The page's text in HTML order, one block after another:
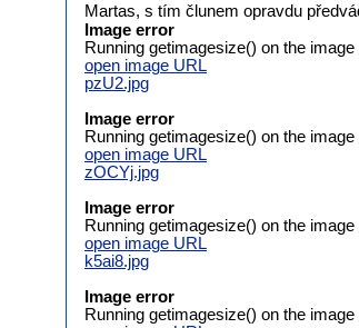
Martas, s tím člunem opravdu
Image error
Running getimagesize() on the image
open image URL
pzU2.jpg
Image error
Running getimagesize() on the image
open image URL
zOCYj.jpg
Image error
Running getimagesize() on the image
open image URL
k5ai8.jpg
Image error
Running getimagesize() on the image